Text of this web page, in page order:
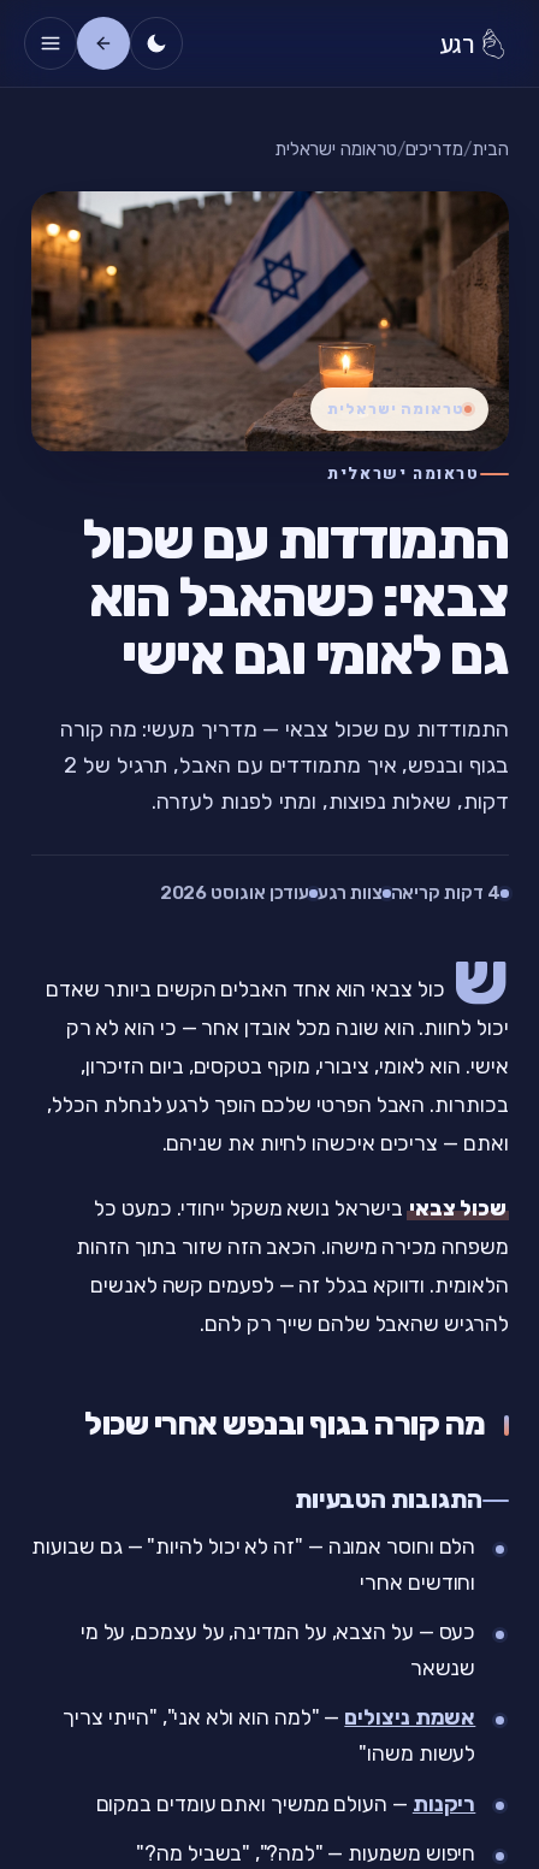
רגע
הבית/מדריכים/טראומה ישראלית
טראומה ישראלית
התמודדות עם שכול
צבאי: כשהאבל הוא
גם לאומי וגם אישי
התמודדות עם שכול צבאי — מדריך מעשי: מה קורה
בגוף ובנפש, איך מתמודדים עם האבל, תרגיל של 2
דקות, שאלות נפוצות, ומתי לפנות לעזרה.
4 דקות קריאה צוות רגע עודכן אוגוסט 2026
טראומה ישראלית
ש כול צבאי הוא אחד האבלים הקשים ביותר שאדם
יכול לחוות. הוא שונה מכל אובדן אחר — כי הוא לא רק
אישי. הוא לאומי, ציבורי, מוקף בטקסים, ביום הזיכרון,
בכותרות. האבל הפרטי שלכם הופך לרגע לנחלת הכלל,
ואתם — צריכים איכשהו לחיות את שניהם.
שכול צבאיבישראל נושא משקל ייחודי. כמעט כל
משפחה מכירה מישהו. הכאב הזה שזור בתוך הזהות
הלאומית. ודווקא בגלל זה — לפעמים קשה לאנשים
להרגיש שהאבל שלהם שייך רק להם.
מה קורה בגוף ובנפש אחרי שכול
התגובות הטבעיות
הלם וחוסר אמונה — "זה לא יכול להיות" — גם שבועות
וחודשים אחרי
כעס — על הצבא, על המדינה, על עצמכם, על מי
שנשאר
אשמת ניצולים — "למה הוא ולא אני", "הייתי צריך
לעשות משהו"
ריקנות — העולם ממשיך ואתם עומדים במקום
חיפוש משמעות — "למה?", "בשביל מה?"